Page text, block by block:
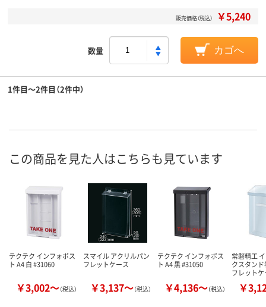
販売価格（税込） ￥5,240
数量 カゴへ
1件目～2件目（2件中）
この商品を見た人はこちらも見ています
テクテク インフォポス
ト A4 白 #31060
￥3,002～（税込）
スマイル アクリルパン
フレットケース
￥3,137～（税込）
テクテク インフォポス
ト A4 黒 #31050
￥4,136～（税込）
常磐精工
クスタン
フレット
￥